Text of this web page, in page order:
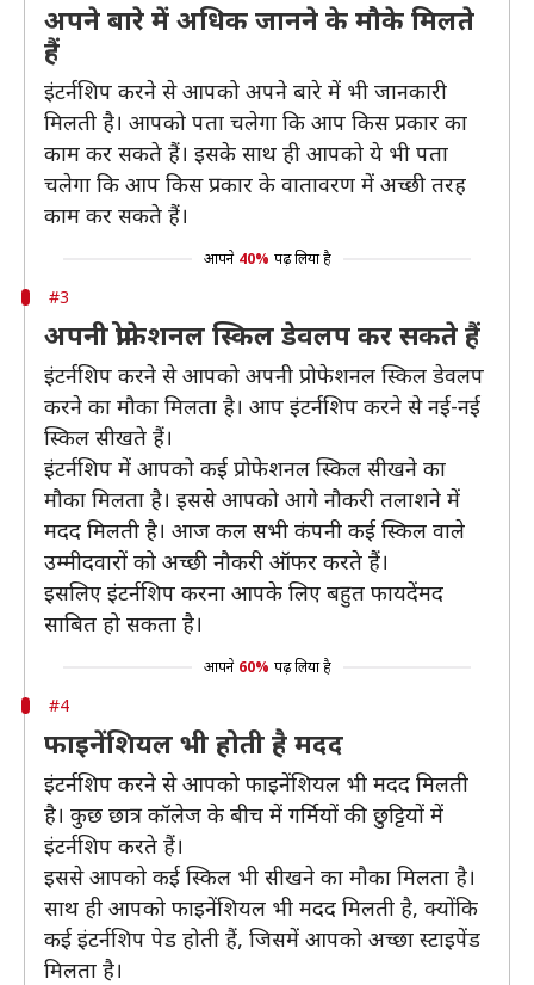
अपने बारे में अधिक जानने के मौके मिलते
हैं
इंटर्नशिप करने से आपको अपने बारे में भी जानकारी
मिलती है। आपको पता चलेगा कि आप किस प्रकार का
काम कर सकते हैं। इसके साथ ही आपको ये भी पता
चलेगा कि आप किस प्रकार के वातावरण में अच्छी तरह
काम कर सकते हैं।
आपने 40% पढ़ लिया है
#3
अपनी प्रोफेशनल स्किल डेवलप कर सकते हैं
इंटर्नशिप करने से आपको अपनी प्रोफेशनल स्किल डेवलप
करने का मौका मिलता है। आप इंटर्नशिप करने से नई-नई
स्किल सीखते हैं।
इंटर्नशिप में आपको कई प्रोफेशनल स्किल सीखने का
मौका मिलता है। इससे आपको आगे नौकरी तलाशने में
मदद मिलती है। आज कल सभी कंपनी कई स्किल वाले
उम्मीदवारों को अच्छी नौकरी ऑफर करते हैं।
इसलिए इंटर्नशिप करना आपके लिए बहुत फायदेंमद
साबित हो सकता है।
आपने 60% पढ़ लिया है
#4
फाइनेंशियल भी होती है मदद
इंटर्नशिप करने से आपको फाइनेंशियल भी मदद मिलती
है। कुछ छात्र कॉलेज के बीच में गर्मियों की छुट्टियों में
इंटर्नशिप करते हैं।
इससे आपको कई स्किल भी सीखने का मौका मिलता है।
साथ ही आपको फाइनेंशियल भी मदद मिलती है, क्योंकि
कई इंटर्नशिप पेड होती हैं, जिसमें आपको अच्छा स्टाइपेंड
मिलता है।